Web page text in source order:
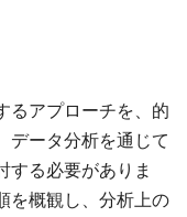
るアプローチを、的
データ分析を通じて
する必要がありま
を概観し、分析上の